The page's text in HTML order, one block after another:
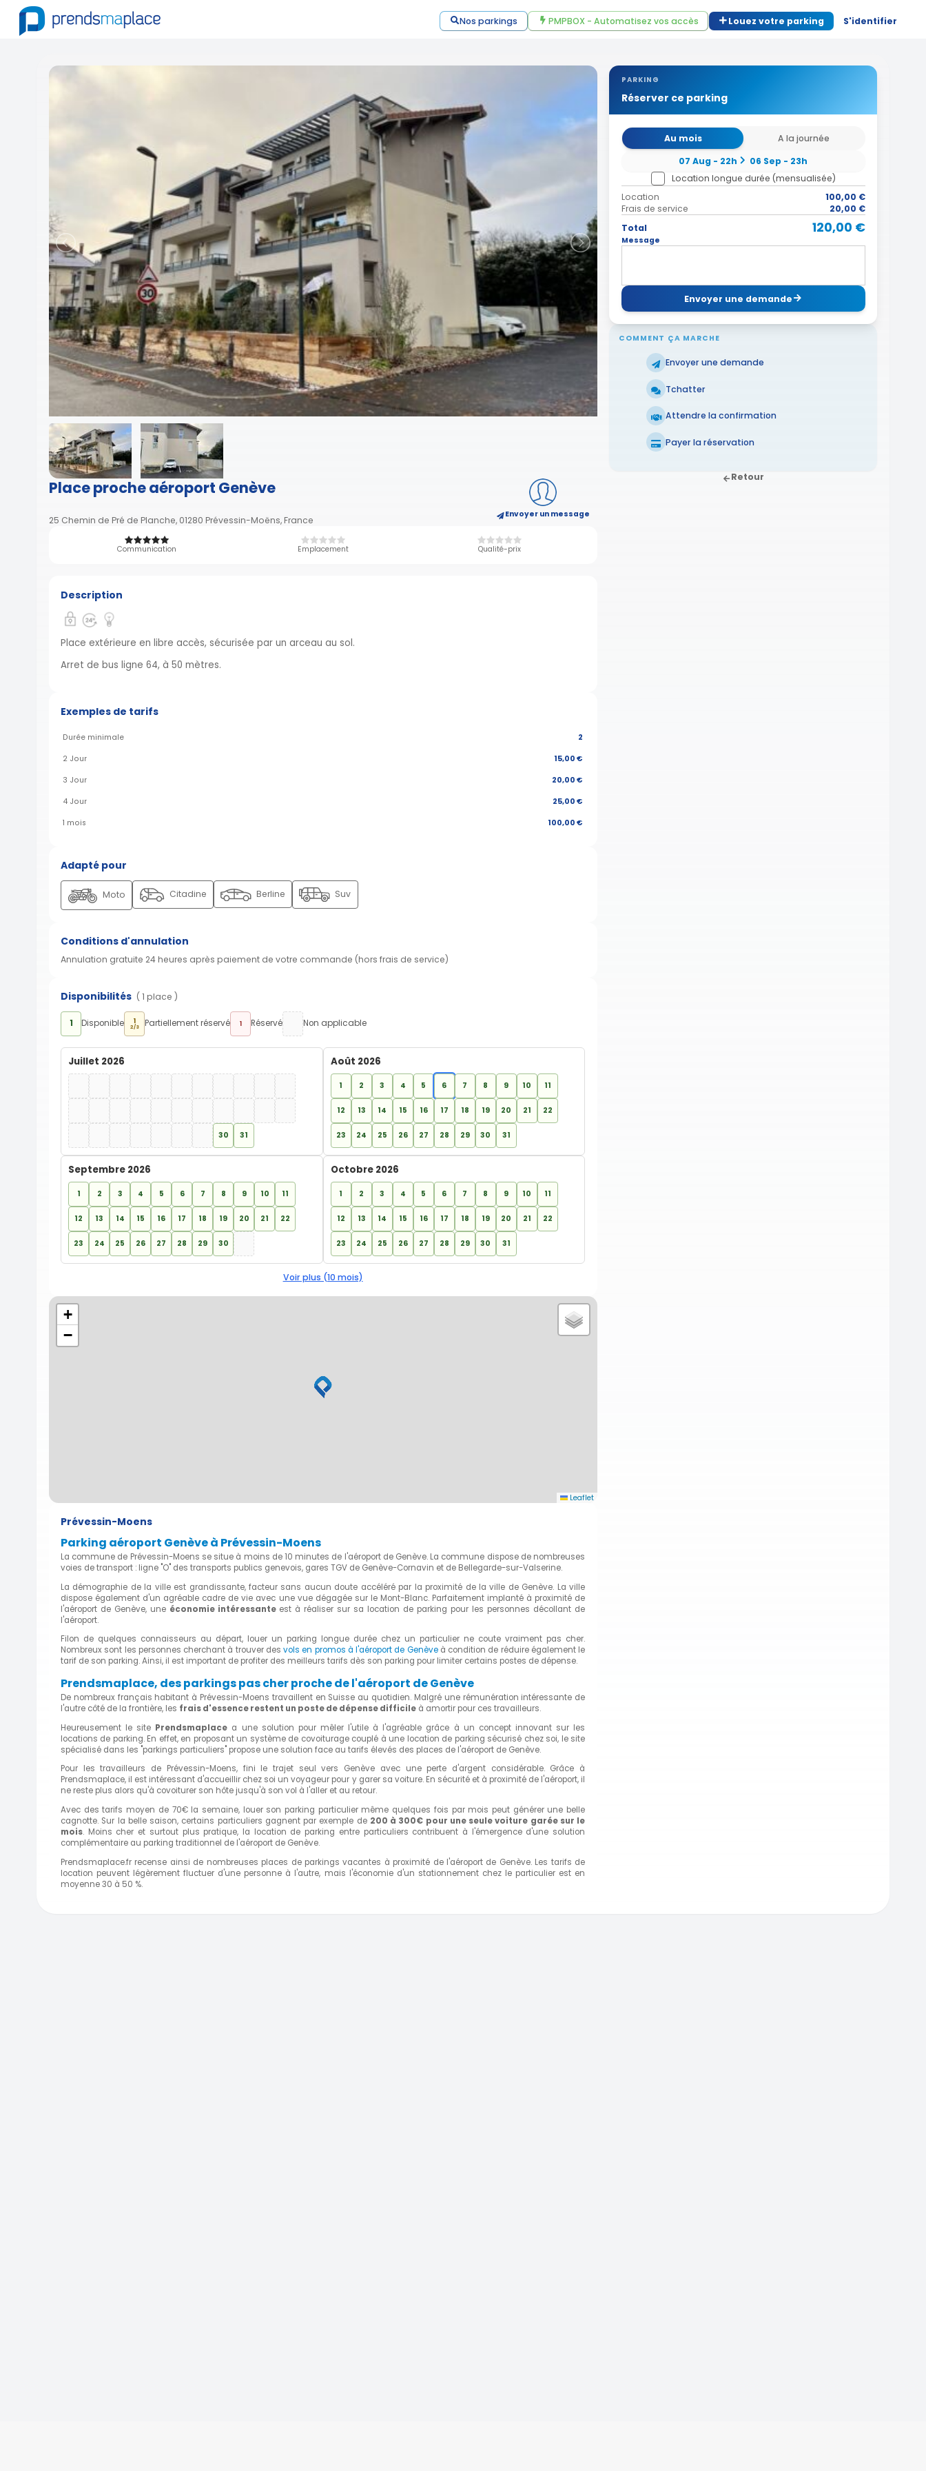
Nos parkings PMPBOX - Automatisez vos accès Louez votre parking S'identifier
Place proche aéroport Genève
25 Chemin de Pré de Planche, 01280 Prévessin-Moëns, France Envoyer un message
Communication Emplacement Qualité-prix
PARKING
Réserver ce parking
Au mois
A la journée
07 Aug - 22h
06 Sep - 23h
Location longue durée (mensualisée)
Location
100,00 €
Frais de service
20,00 €
Total
120,00 €
Message
Envoyer une demande
COMMENT ÇA MARCHE
Envoyer une demande
Tchatter
Attendre la confirmation
Payer la réservation
Retour
Description
Place extérieure en libre accès, sécurisée par un arceau au sol.
Arret de bus ligne 64, à 50 mètres.
Exemples de tarifs
Durée minimale 2
2 Jour 15,00 €
3 Jour 20,00 €
4 Jour 25,00 €
1 mois 100,00 €
Adapté pour
Moto Citadine Berline Suv
Conditions d'annulation
Annulation gratuite 24 heures après paiement de votre commande (hors frais de service)
Disponibilités ( 1 place )
1 Disponible 1
2/3 Partiellement réservé 1 Réservé Non applicable
Juillet 2026
30 31
Août 2026
1 2 3 4 5 6 7 8 9 10 11
12 13 14 15 16 17 18 19 20 21 22
23 24 25 26 27 28 29 30 31
Septembre 2026
1 2 3 4 5 6 7 8 9 10 11
12 13 14 15 16 17 18 19 20 21 22
23 24 25 26 27 28 29 30
Octobre 2026
1 2 3 4 5 6 7 8 9 10 11
12 13 14 15 16 17 18 19 20 21 22
23 24 25 26 27 28 29 30 31
Voir plus (10 mois)
+
−
Leaflet
Prévessin-Moens
Parking aéroport Genève à Prévessin-Moens
La commune de Prévessin-Moens se situe à moins de 10 minutes de l'aéroport de Genève. La commune dispose de nombreuses
voies de transport : ligne "O" des transports publics genevois, gares TGV de Genève-Cornavin et de Bellegarde-sur-Valserine.
La démographie de la ville est grandissante, facteur sans aucun doute accéléré par la proximité de la ville de Genève. La ville
dispose également d'un agréable cadre de vie avec une vue dégagée sur le Mont-Blanc. Parfaitement implanté à proximité de
l'aéroport de Genève, une économie intéressante est à réaliser sur sa location de parking pour les personnes décollant de
l'aéroport.
Filon de quelques connaisseurs au départ, louer un parking longue durée chez un particulier ne coute vraiment pas cher.
Nombreux sont les personnes cherchant à trouver desvols en promos à l'aéroport de Genève à condition de réduire également le
tarif de son parking. Ainsi, il est important de profiter des meilleurs tarifs dès son parking pour limiter certains postes de dépense.
Prendsmaplace, des parkings pas cher proche de l'aéroport de Genève
De nombreux français habitant à Prévessin-Moens travaillent en Suisse au quotidien. Malgré une rémunération intéressante de
l'autre côté de la frontière, les frais d'essence restent un poste de dépense difficile à amortir pour ces travailleurs.
Heureusement le site Prendsmaplace a une solution pour mêler l'utile à l'agréable grâce à un concept innovant sur les
locations de parking. En effet, en proposant un système de covoiturage couplé à une location de parking sécurisé chez soi, le site
spécialisé dans les "parkings particuliers" propose une solution face au tarifs élevés des places de l'aéroport de Genève.
Pour les travailleurs de Prévessin-Moens, fini le trajet seul vers Genève avec une perte d'argent considérable. Grâce à
Prendsmaplace, il est intéressant d'accueillir chez soi un voyageur pour y garer sa voiture. En sécurité et à proximité de l'aéroport, il
ne reste plus alors qu'à covoiturer son hôte jusqu'à son vol à l'aller et au retour.
Avec des tarifs moyen de 70€ la semaine, louer son parking particulier même quelques fois par mois peut générer une belle
cagnotte. Sur la belle saison, certains particuliers gagnent par exemple de 200 à 300€ pour une seule voiture garée sur le
mois. Moins cher et surtout plus pratique, la location de parking entre particuliers contribuent à l'émergence d'une solution
complémentaire au parking traditionnel de l'aéroport de Genève.
Prendsmaplace.fr recense ainsi de nombreuses places de parkings vacantes à proximité de l'aéroport de Genève. Les tarifs de
location peuvent légèrement fluctuer d'une personne à l'autre, mais l'économie d'un stationnement chez le particulier est en
moyenne 30 à 50 %.